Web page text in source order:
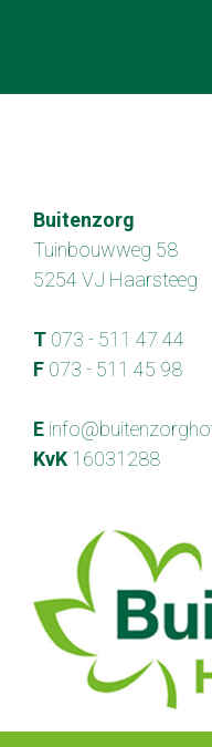
Buitenzorg
Tuinbouwweg 58
5254 VJ Haarsteeg
T 073 - 511 47 44
F 073 - 511 45 98
E
KvK 16031288